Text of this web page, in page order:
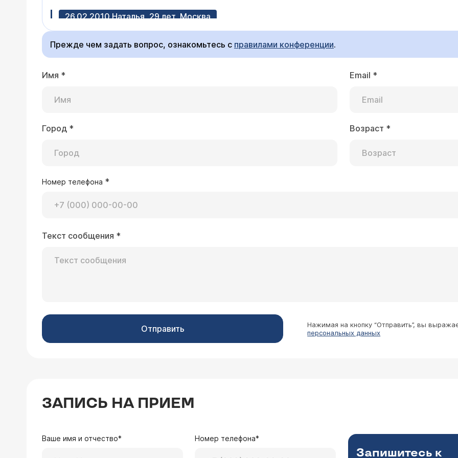
26.02.2010 Наталья, 29 лет, Москва
Уже 11 лет ставят диагноз - Синдром Рейно. Могут ли в вашей клинике оказать
терапевтические методы излечения, или операция - это едиственный метод
могут быть у этой операции побочные эффекты?
Врач — врач-невролог Новикова Лариса Вагановна
неэффективной консервативной терапии, однако эффект её бывает
Здравствуйте, моей маме ставят болезнь Рейно, скажите пожалуйста, насколько это
Прежде чем задать вопрос, ознакомьтесь с правилами конференции.
Имя * Email *
Город * Возраст *
Номер телефона *
Текст сообщения *
Отправить Нажимая на кнопку “Отправить”, вы
персональных данных
ЗАПИСЬ НА ПРИЕМ
Ваше имя и отчество* Номер телефона*
Запишитесь к